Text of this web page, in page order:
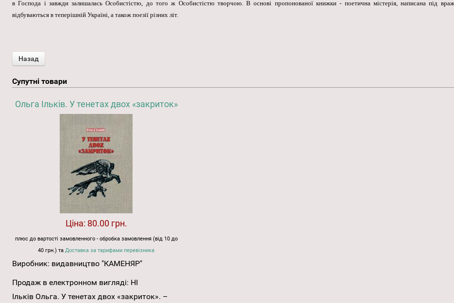
в Господа і завжди залишалась Особистістю, до того ж Особистістю творчою. В основі пропонованої книжки - поетична містерія, написана під
відбуваються в теперішній Україні, а також поезії різних літ.
Супутні товари
Ольга Ільків. У тенетах двох «закриток»
Ціна: 80.00 грн.
плюс до вартості замовленного - обробка замовлення (від 10 до
40 грн.) таДоставка за тарифами перевізника
Виробник: видавництво "КАМЕНЯР"
Продаж в електронном вигляді: НІ
Ільків Ольга. У тенетах двох «закриток». –